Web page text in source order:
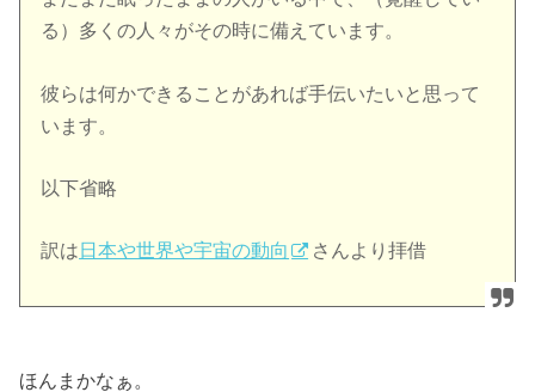
る）多くの人々がその時に備えています。
彼らは何かできることがあれば手伝いたいと思って
います。
以下省略
訳は 日本や世界や宇宙の動向 さんより拝借
ほんまかなぁ。